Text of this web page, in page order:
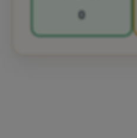
0